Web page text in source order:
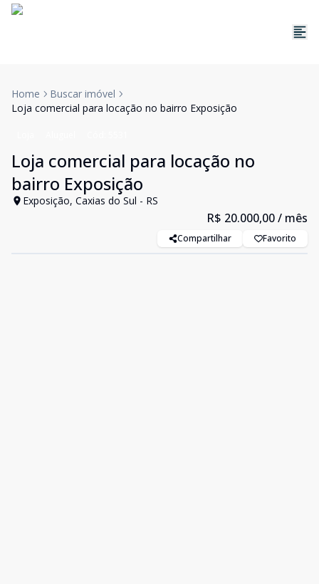
Home
Buscar imóvel
Loja comercial para locação no bairro Exposição
Loja comercial para locação no
bairro Exposição
Exposição, Caxias do Sul - RS
R$ 20.000,00/ mês
Compartilhar Favorito